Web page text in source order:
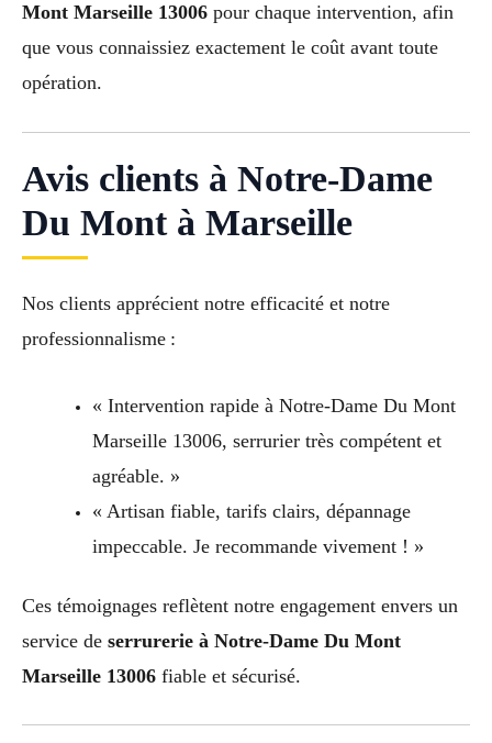
Mont Marseille 13006 pour chaque intervention, afin
que vous connaissiez exactement le coût avant toute
opération.
Avis clients à Notre-Dame
Du Mont à Marseille
Nos clients apprécient notre efficacité et notre
professionnalisme :
« Intervention rapide à Notre-Dame Du Mont
Marseille 13006, serrurier très compétent et
agréable. »
« Artisan fiable, tarifs clairs, dépannage
impeccable. Je recommande vivement ! »
Ces témoignages reflètent notre engagement envers un
service de serrurerie à Notre-Dame Du Mont
Marseille 13006 fiable et sécurisé.